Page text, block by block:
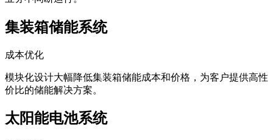
集装箱储能系统
成本优化
模块化设计大幅降低集装箱储能成本和价格，为客户提供高性
价比的储能解决方案。
太阳能电池系统